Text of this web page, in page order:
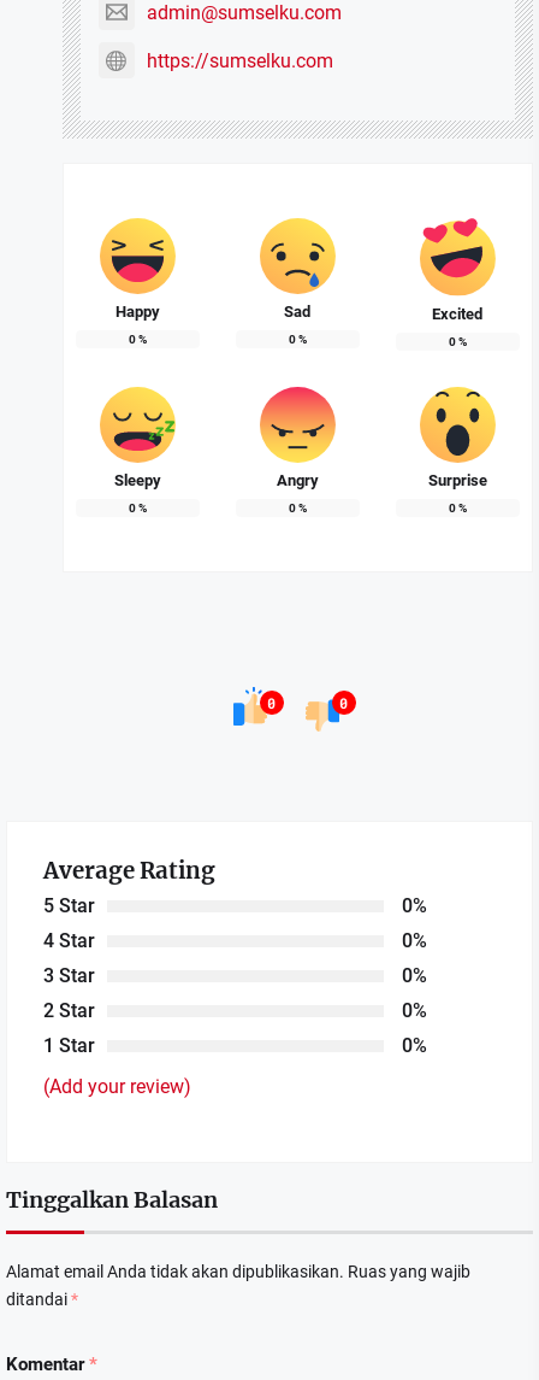
admin@sumselku.com
https://sumselku.com
Happy
0%
Sad
0%
Excited
0%
Sleepy
0%
Angry
0%
Surprise
0%
0 0
Average Rating
5 Star
0%
4 Star
0%
3 Star
0%
2 Star
0%
1 Star
0%
(Add your review)
Tinggalkan Balasan
Alamat email Anda tidak akan dipublikasikan. Ruas yang wajib
ditandai*
Komentar*